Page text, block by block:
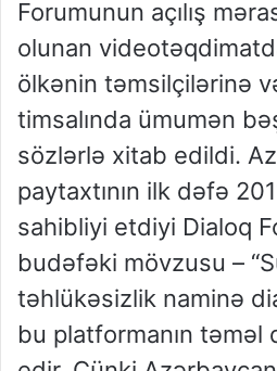
Forumunun açılış
olunan
ölkənin təmsilçilərinə
timsalında ümumən
sözlərlə xitab edildi.
paytaxtının ilk dəfə
sahibliyi etdiyi Dialoq
budəfəki mövzusu –
təhlükəsizlik naminə
bu platformanın təməl